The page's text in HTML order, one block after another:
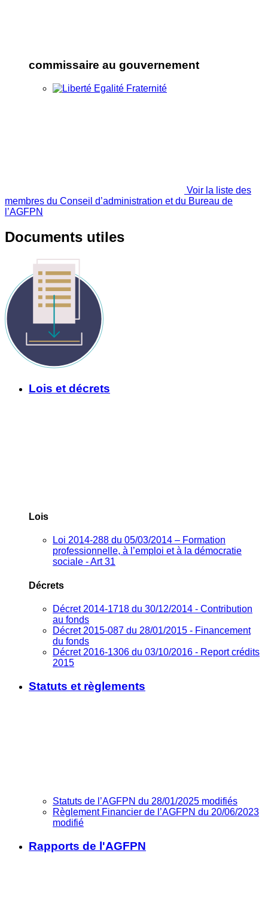
commissaire au gouvernement
Voir la liste des
membres du Conseil d’administration et du Bureau de
l’AGFPN
Documents utiles
Lois et décrets
Lois
Loi 2014-288 du 05/03/2014 – Formation
professionnelle, à l’emploi et à la démocratie
sociale - Art 31
Décrets
Décret 2014-1718 du 30/12/2014 - Contribution
au fonds
Décret 2015-087 du 28/01/2015 - Financement
du fonds
Décret 2016-1306 du 03/10/2016 - Report crédits
2015
Statuts et règlements
Statuts de l’AGFPN du 28/01/2025 modifiés
Règlement Financier de l’AGFPN du 20/06/2023
modifié
Rapports de l'AGFPN